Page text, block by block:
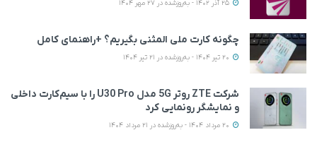
چگونه کارت ملی المثنی بگیریم؟ +راهنمای کامل
شرکت ZTE روتر 5G مدل U30 Pro را با سیم‌کارت داخلی
و نمایشگر رونمایی کرد